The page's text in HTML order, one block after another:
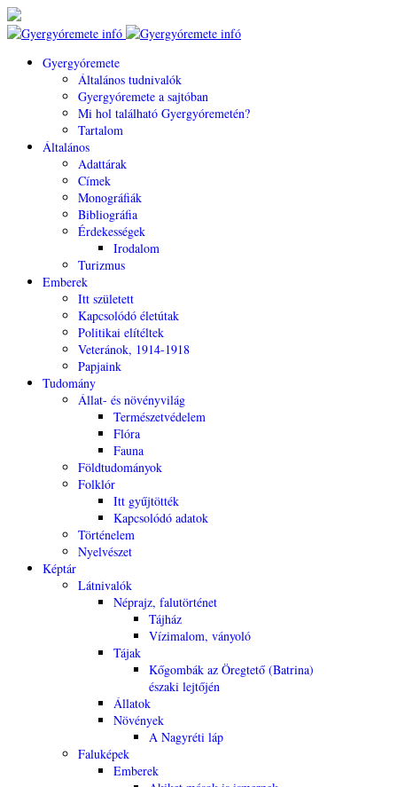
Gyergyóremete
Általános tudnivalók
Gyergyóremete a sajtóban
Mi hol található Gyergyóremetén?
Tartalom
Általános
Adattárak
Címek
Monográfiák
Bibliográfia
Érdekességek
Irodalom
Turizmus
Emberek
Itt született
Kapcsolódó életútak
Politikai elítéltek
Veteránok, 1914-1918
Papjaink
Tudomány
Állat- és növényvilág
Természetvédelem
Flóra
Fauna
Földtudományok
Folklór
Itt gyűjtötték
Kapcsolódó adatok
Történelem
Nyelvészet
Képtár
Látnivalók
Néprajz, falutörténet
Tájház
Vízimalom, ványoló
Tájak
Kőgombák az Öregtető (Batrina)
északi lejtőjén
Állatok
Növények
A Nagyréti láp
Faluképek
Emberek